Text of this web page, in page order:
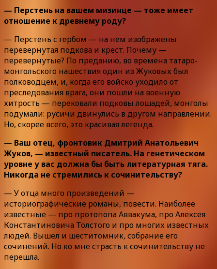
— Перстень на вашем мизинце — тоже имеет
отношение к древнему роду?
— Перстень с гербом — на нем изображены
перевернутая подкова и крест. Почему —
перевернутые? По преданию, во времена татаро-
монгольского нашествия один из Жуковых был
полководцем, и, когда его войско уходило от
преследования врага, они пошли на военную
хитрость — перековали подковы лошадей, монголы
подумали: русичи двинулись в другом направлении.
Но, скорее всего, это красивая легенда.
— Ваш отец, фронтовик Дмитрий Анатольевич
Жуков, — известный писатель. На генетическом
уровне у вас должна бы быть литературная тяга.
Никогда не стремились к сочинительству?
— У отца много произведений —
историографические романы, повести. Наиболее
известные — про протопопа Аввакума, про Алексея
Константиновича Толстого и про многих известных
людей. Вышел и шеститомник, собрание его
сочинений. Но ко мне страсть к сочинительству не
перешла.